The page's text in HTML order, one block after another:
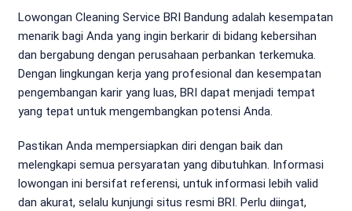
Lowongan Cleaning Service BRI Bandung adalah kesempatan
menarik bagi Anda yang ingin berkarir di bidang kebersihan
dan bergabung dengan perusahaan perbankan terkemuka.
Dengan lingkungan kerja yang profesional dan kesempatan
pengembangan karir yang luas, BRI dapat menjadi tempat
yang tepat untuk mengembangkan potensi Anda.
Pastikan Anda mempersiapkan diri dengan baik dan
melengkapi semua persyaratan yang dibutuhkan. Informasi
lowongan ini bersifat referensi, untuk informasi lebih valid
dan akurat, selalu kunjungi situs resmi BRI. Perlu diingat,